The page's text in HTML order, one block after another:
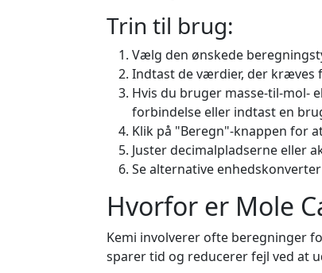
Trin til brug:
Vælg den ønskede
Indtast de værdier, der kræves
Hvis du bruger masse-til-mol-
forbindelse eller indtast en
Klik på "Beregn"-knappen for
Juster decimalpladserne eller
Se alternative
Hvorfor er Mole
Kemi involverer ofte beregninger
sparer tid og reducerer fejl ved at